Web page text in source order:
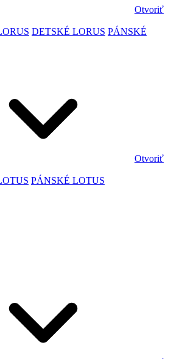
Otvoriť
DETSKÉ LORUS PÁNSKÉ
Otvoriť
PÁNSKÉ LOTUS